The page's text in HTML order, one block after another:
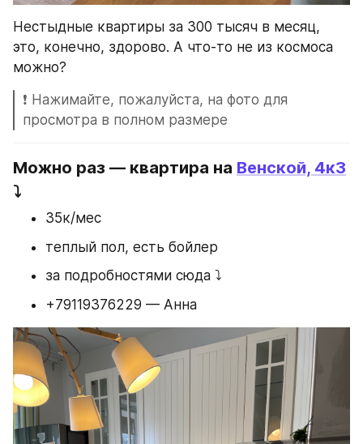
Нестыдные квартиры за 300 тысяч в месяц,
это, конечно, здорово. А что-то не из космоса
можно?
❗️ Нажимайте, пожалуйста, на фото для
просмотра в полном размере
Можно раз — квартира на Венской, 4к3
⤵️
35к/мес
теплый пол, есть бойлер
за подробностями сюда ⤵️
+79119376229 — Анна